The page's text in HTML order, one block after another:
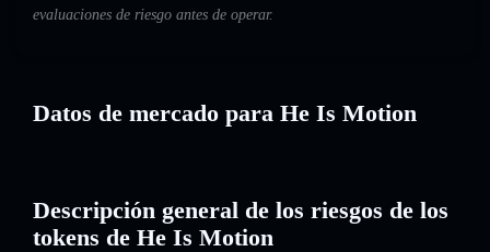
evaluaciones de riesgo antes de operar.
Datos de mercado para He Is Motion
Descripción general de los riesgos de los
tokens de He Is Motion